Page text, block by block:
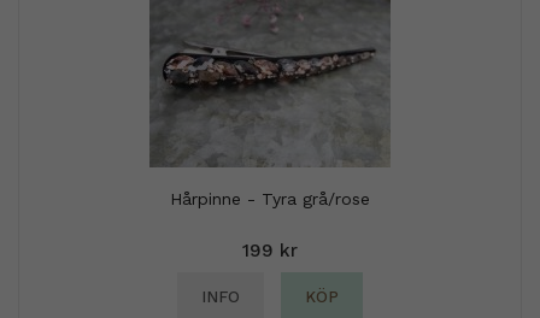
Hårpinne - Tyra grå/rose
199 kr
INFO KÖP